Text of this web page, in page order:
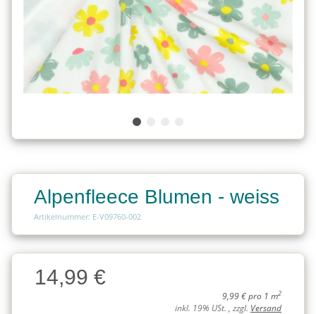
Alpenfleece Blumen - weiss
Artikelnummer: E-V09760-002
Charge
Charge14,99 €
9,99 € pro 1 m2
inkl. 19% USt. , zzgl. Versand